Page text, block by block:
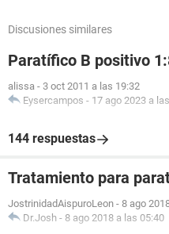
Discusiones similares
Paratífico B positivo
alissa - 3 oct 2011 a las 19:32
Eysercampos - 17 ago 2023 a
144 respuestas
Tratamiento para
JostrinidadAispuroLeon - 8 ago
Dr.Josh - 8 ago 2018 a las 05:40